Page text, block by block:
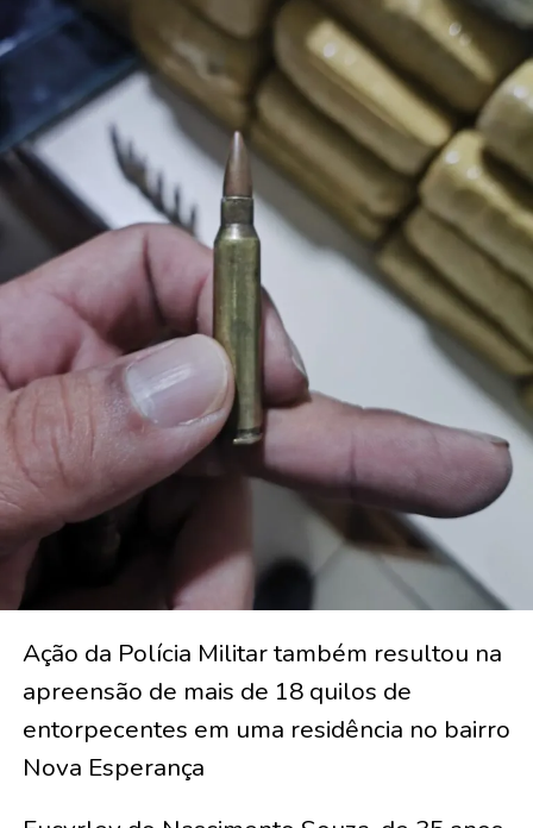
Ação da Polícia Militar também resultou na
apreensão de mais de 18 quilos de
entorpecentes em uma residência no bairro
Nova Esperança